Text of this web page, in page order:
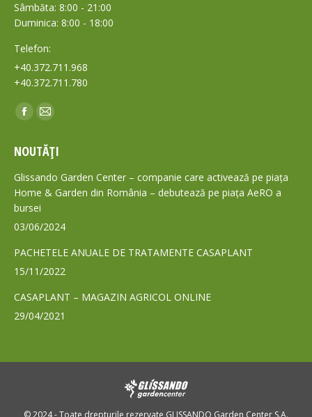
Sâmbăta: 8:00 - 21:00
Duminica: 8:00 - 18:00
Telefon:
+40.372.711.968
+40.372.711.780
Find us on:
Facebook
opens
in
new
window
Mail
opens
in
new
NOUTĂȚI
Glissando Garden Center – companie care activează pe piața
Home & Garden din România – debutează pe piața AeRO a
bursei
03/06/2024
PACHETELE ANUALE DE TRATAMENTE CASAPLANT
15/11/2022
CASAPLANT – MAGAZIN AGRICOL ONLINE
29/04/2021
© 2024 - Toate drepturile rezervate GLISSANDO Garden Center S.A.